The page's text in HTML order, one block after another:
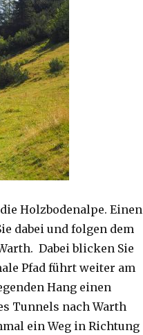
Holzbodenalpe. Einen
dabei und folgen dem
Dabei blicken Sie
Pfad führt weiter am
Hang einen
Tunnels nach Warth
ein Weg in Richtung